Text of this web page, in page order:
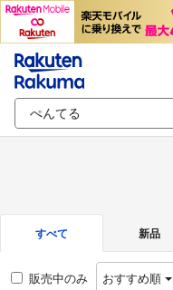
すべて 新品
販売中のみ おすすめ順